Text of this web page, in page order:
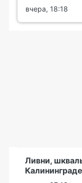
вчера, 18:18
Ливни,